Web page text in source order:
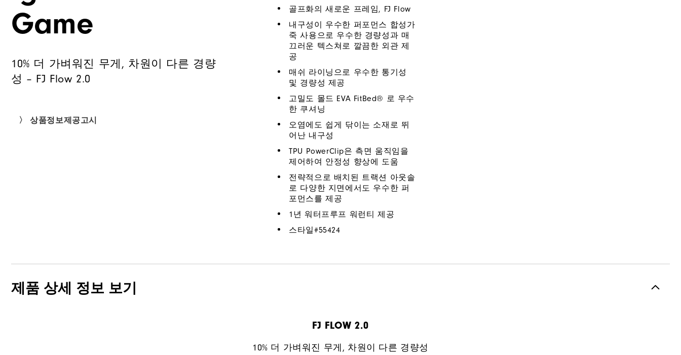
Game
10% 더 가벼워진 무게, 차원이 다른 경량
성 – FJ Flow 2.0
〉 상품정보제공고시
골프화의 새로운 프레임, FJ Flow
내구성이 우수한 퍼포먼스 합성가
죽 사용으로 우수한 경량성과 매
끄러운 텍스쳐로 깔끔한 외관 제
공
매쉬 라이닝으로 우수한 통기성
및 경량성 제공
고밀도 몰드 EVA FitBed® 로 우수
한 쿠셔닝
오염에도 쉽게 닦이는 소재로 뛰
어난 내구성
TPU PowerClip은 측면 움직임을
제어하여 안정성 향상에 도움
전략적으로 배치된 트랙션 아웃솔
로 다양한 지면에서도 우수한 퍼
포먼스를 제공
1년 워터프루프 워런티 제공
스타일#55424
제품 상세 정보 보기
FJ FLOW 2.0
10% 더 가벼워진 무게, 차원이 다른 경량성